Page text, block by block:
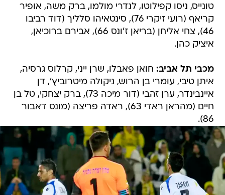
טונייס, ניסו קפילוטו, לנדרי מולמו, ברק משה, אופיר
קריאף (רועי זיקרי 76), סינטאיהו סלליך (דוד רביבו
46), צחי אליחן (בריאן ז'ונס 66), אבירם ברוכיאן,
איציק כהן.
מכבי תל אביב: חואן פאבלו, שרן ייני, קרלוס גרסיה,
איתן טיבי, עומרי בן הרוש, ניקולה מיטרוביץ', דן
איינבינדר, ערן זהבי (דור מיכה 73), ברק יצחקי, טל בן
חיים (מהראן ראדי 63), ראדה פריצה (מונס דאבור
86).